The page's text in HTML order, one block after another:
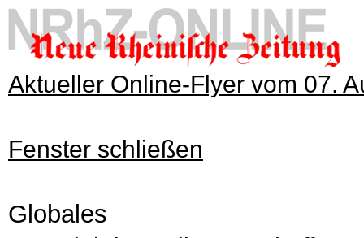
Aktueller Online-Flyer vom 07.
Fenster schließen
Globales